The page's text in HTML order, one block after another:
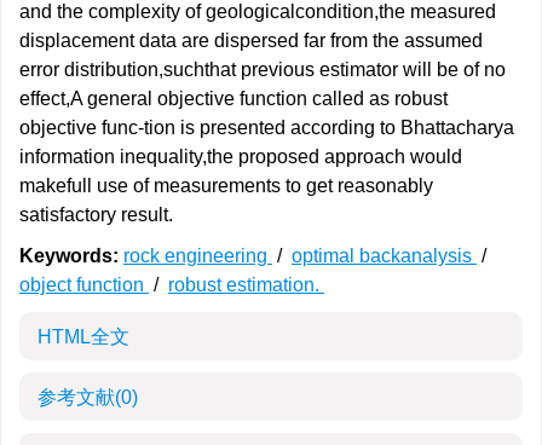
and the complexity of geologicalcondition,the measured
displacement data are dispersed far from the assumed
error distribution,suchthat previous estimator will be of no
effect,A general objective function called as robust
objective func-tion is presented according to Bhattacharya
information inequality,the proposed approach would
makefull use of measurements to get reasonably
satisfactory result.
Keywords: rock engineering / optimal backanalysis /
object function / robust estimation.
HTML全文
参考文献(0)